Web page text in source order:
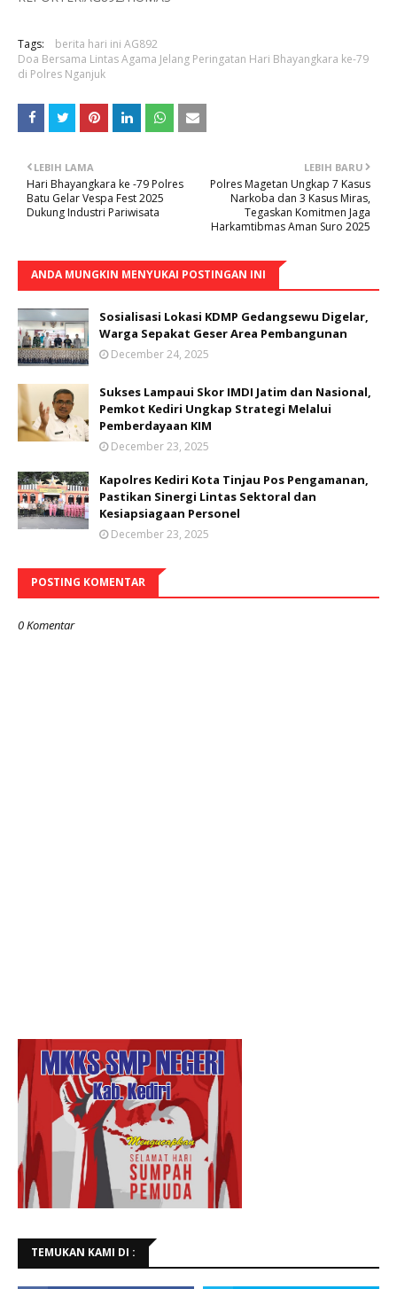
Tags:
berita hari ini AG892
Doa Bersama Lintas Agama Jelang Peringatan Hari Bhayangkara ke-79
di Polres Nganjuk
LEBIH BARU
Polres Magetan Ungkap 7 Kasus
Narkoba dan 3 Kasus Miras,
Tegaskan Komitmen Jaga
Harkamtibmas Aman Suro 2025
LEBIH LAMA
Hari Bhayangkara ke -79 Polres
Batu Gelar Vespa Fest 2025
Dukung Industri Pariwisata
ANDA MUNGKIN MENYUKAI POSTINGAN INI
Sosialisasi Lokasi KDMP Gedangsewu Digelar,
Warga Sepakat Geser Area Pembangunan
December 24, 2025
Sukses Lampaui Skor IMDI Jatim dan Nasional,
Pemkot Kediri Ungkap Strategi Melalui
Pemberdayaan KIM
December 23, 2025
Kapolres Kediri Kota Tinjau Pos Pengamanan,
Pastikan Sinergi Lintas Sektoral dan
Kesiapsiagaan Personel
December 23, 2025
POSTING KOMENTAR
0 Komentar
TEMUKAN KAMI DI :